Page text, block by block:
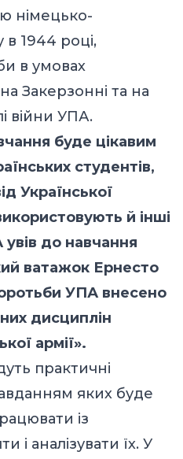
німецько-
1944 році,
в умовах
Закерзонні та на
війни УПА.
буде цікавим
студентів,
Української
й інші
до навчання
ватажок Ернесто
УПА внесено
дисциплін
армії».
практичні
яких буде
із
і аналізувати їх. У